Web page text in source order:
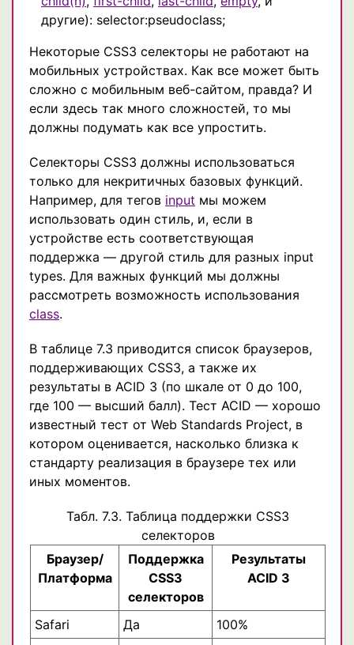
другие): selector:pseudoclass;
Некоторые CSS3 селекторы не работают на
мобильных устройствах. Как все может быть
сложно с мобильным веб-сайтом, правда? И
если здесь так много сложностей, то мы
должны подумать как все упростить.
Селекторы CSS3 должны использоваться
только для некритичных базовых функций.
Например, для тегов input мы можем
использовать один стиль, и, если в
устройстве есть соответствующая
поддержка — другой стиль для разных input
types. Для важных функций мы должны
рассмотреть возможность использования
class.
В таблице 7.3 приводится список браузеров,
поддерживающих CSS3, а также их
результаты в ACID 3 (по шкале от 0 до 100,
где 100 — высший балл). Тест ACID — хорошо
известный тест от Web Standards Project, в
котором оценивается, насколько близка к
стандарту реализация в браузере тех или
иных моментов.
Табл. 7.3. Таблица поддержки CSS3
селекторов
Браузер/
Платформа
Поддержка
CSS3
селекторов
Результаты
ACID 3
Safari Да
100%